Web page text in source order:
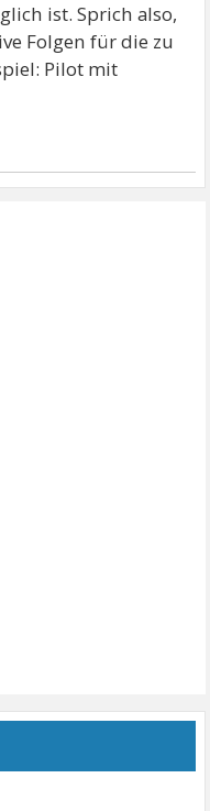
ist. Sprich also,
Folgen für die zu
Pilot mit